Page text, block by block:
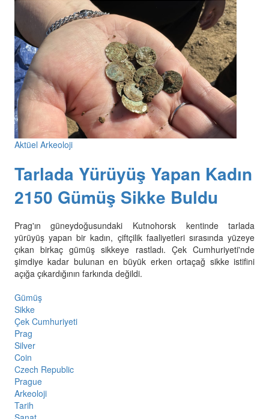
Aktüel Arkeoloji
Tarlada Yürüyüş Yapan Kadın
2150 Gümüş Sikke Buldu
Prag'ın güneydoğusundaki Kutnohorsk kentinde tarlada
yürüyüş yapan bir kadın, çiftçilik faaliyetleri sırasında yüzeye
çıkan birkaç gümüş sikkeye rastladı. Çek Cumhuriyeti'nde
şimdiye kadar bulunan en büyük erken ortaçağ sikke istifini
açığa çıkardığının farkında değildi.
Gümüş
Sikke
Çek Cumhuriyeti
Prag
Silver
Coin
Czech Republic
Prague
Arkeoloji
Tarih